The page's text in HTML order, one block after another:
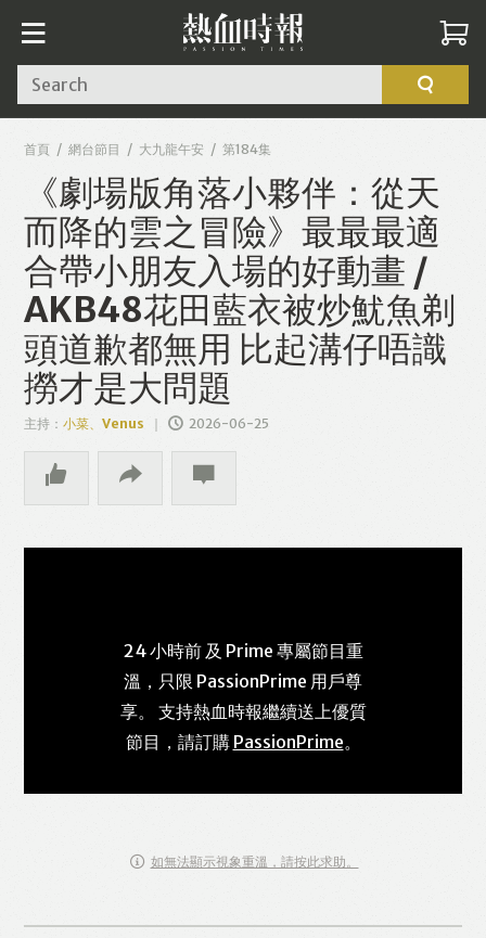
Search
首頁 網台節目 大九龍午安 第184集
《劇場版角落小夥伴：從天
而降的雲之冒險》最最最適
合帶小朋友入場的好動畫 /
AKB48花田藍衣被炒魷魚剃
頭道歉都無用 比起溝仔唔識
撈才是大問題
主持：小菜、Venus 2026-06-25
24 小時前 及 Prime 專屬節目重
溫，只限 PassionPrime 用戶尊
享。 支持熱血時報繼續送上優質
節目，請訂購 PassionPrime。
如無法顯示視象重溫，請按此求助。